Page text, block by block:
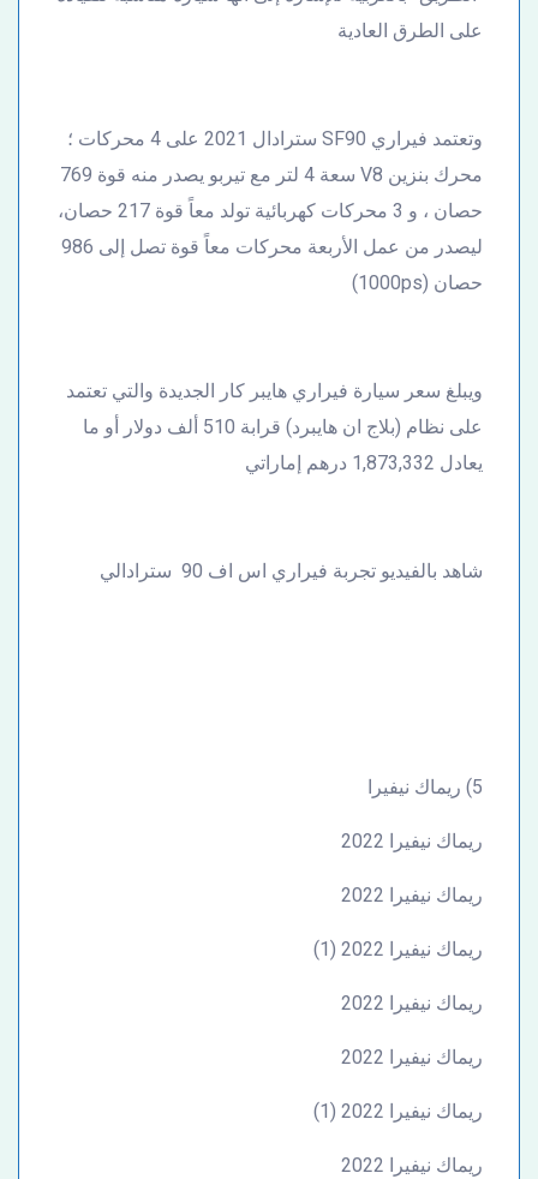
على الطرق العادية
وتعتمد فيراري SF90 سترادال 2021 على 4 محركات ؛
محرك بنزين V8 سعة 4 لتر مع تيربو يصدر منه قوة 769
حصان ، و 3 محركات كهربائية تولد معاً قوة 217 حصان،
ليصدر من عمل الأربعة محركات معاً قوة تصل إلى 986
حصان (1000ps)
ويبلغ سعر سيارة فيراري هايبر كار الجديدة والتي تعتمد
على نظام (بلاج ان هايبرد) قرابة 510 ألف دولار أو ما
يعادل 1,873,332 درهم إماراتي
شاهد بالفيديو تجربة فيراري اس اف 90 سترادالي
5) ريماك نيفيرا
ريماك نيفيرا 2022
ريماك نيفيرا 2022
ريماك نيفيرا 2022 (1)
ريماك نيفيرا 2022
ريماك نيفيرا 2022
ريماك نيفيرا 2022 (1)
ريماك نيفيرا 2022